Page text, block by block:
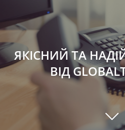
ЯКІСНИЙ ТА
ВІД